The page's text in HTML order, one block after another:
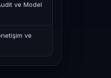
ve Model
ve